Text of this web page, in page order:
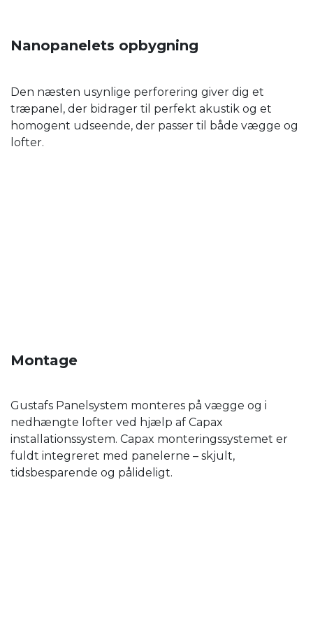
Nanopanelets opbygning
Den næsten usynlige perforering giver dig et
træpanel, der bidrager til perfekt akustik og et
homogent udseende, der passer til både vægge og
lofter.
Montage
Gustafs Panelsystem monteres på vægge og i
nedhængte lofter ved hjælp af Capax
installationssystem. Capax monteringssystemet er
fuldt integreret med panelerne – skjult,
tidsbesparende og pålideligt.